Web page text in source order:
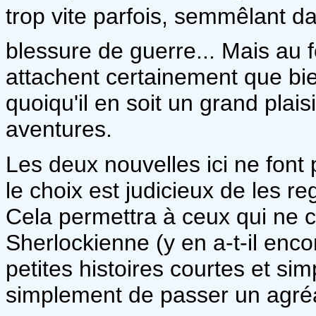
trop vite parfois, semmêlant
blessure de guerre... Mais au
attachent certainement que
quoiqu'il en soit un grand
aventures.
Les deux nouvelles ici ne
le choix est judicieux de les
Cela permettra à ceux qui ne
Sherlockienne (y en a-t-il
petites histoires courtes et
simplement de passer un